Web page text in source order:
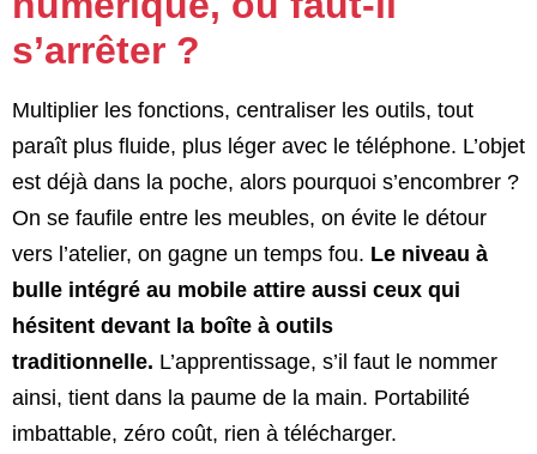
s’arrêter ?
Multiplier les fonctions, centraliser les outils, tout
paraît plus fluide, plus léger avec le téléphone. L’objet
est déjà dans la poche, alors pourquoi s’encombrer ?
On se faufile entre les meubles, on évite le détour
vers l’atelier, on gagne un temps fou. Le niveau à
bulle intégré au mobile attire aussi ceux qui
hésitent devant la boîte à outils
traditionnelle. L’apprentissage, s’il faut le nommer
ainsi, tient dans la paume de la main. Portabilité
imbattable, zéro coût, rien à télécharger.